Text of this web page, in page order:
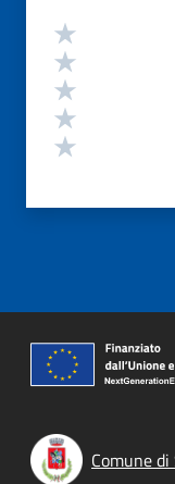
Valutazione
Comune